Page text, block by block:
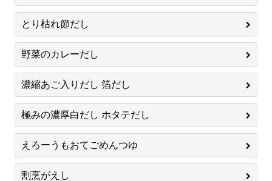
とり枯れ節だし
野菜のカレーだし
濃縮あご入りだし 箔だし
極みの濃厚白だし ホタテだし
えろーうもおてごめんつゆ
割烹がえし